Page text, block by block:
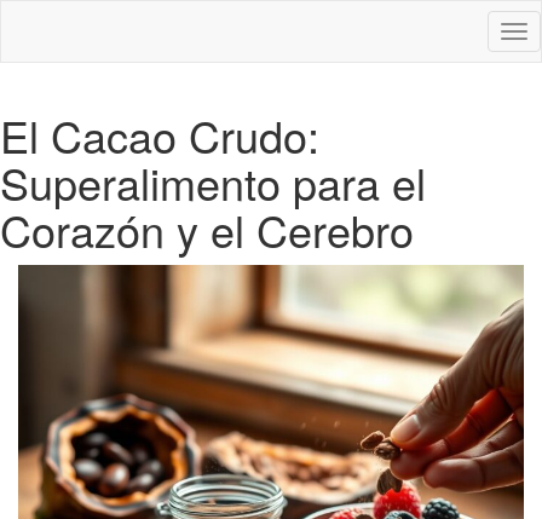
El Cacao Crudo:
Superalimento para el
Corazón y el Cerebro